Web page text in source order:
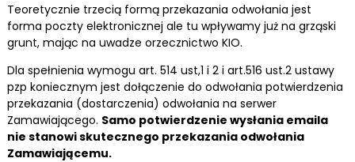
Teoretycznie trzecią formą przekazania odwołania jest
forma poczty elektronicznej ale tu wpływamy już na grząski
grunt, mając na uwadze orzecznictwo KIO.
Dla spełnienia wymogu art. 514 ust,1 i 2 i art.516 ust.2 ustawy
pzp koniecznym jest dołączenie do odwołania potwierdzenia
przekazania (dostarczenia) odwołania na serwer
Zamawiającego. Samo potwierdzenie wysłania emaila
nie stanowi skutecznego przekazania odwołania
Zamawiającemu.